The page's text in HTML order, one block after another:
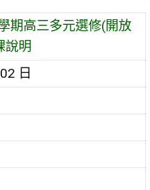
期高三多元選修(開放
說明
日